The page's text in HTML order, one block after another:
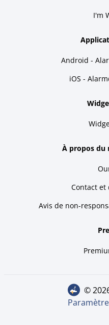
I'm
Android -
iOS -
À propos du
Contact et
Avis de non-
©